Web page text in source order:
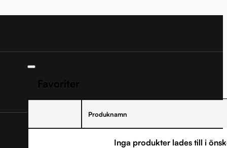
Produknamn
Inga produkter lades till i